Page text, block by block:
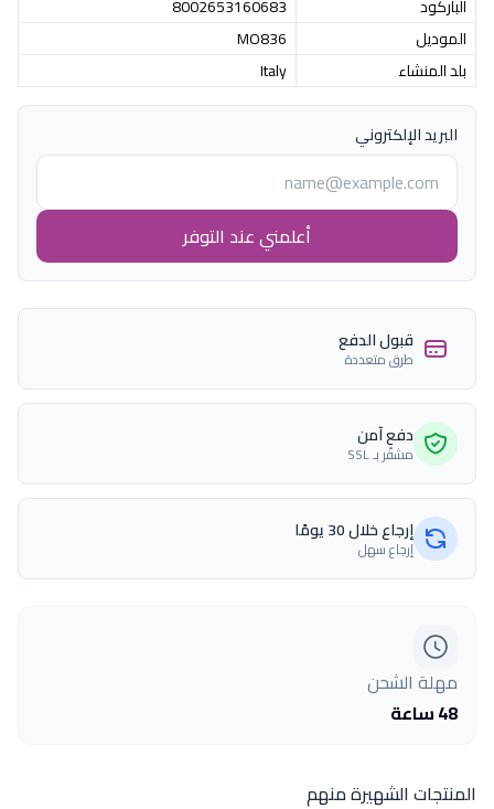
الباركود
8002653160683
الموديل
MO836
بلد المنشاء
Italy
البريد الإلكتروني
أعلمني عند التوفر
قبول الدفع
طرق متعددة
دفع آمن
مشفّر بـ SSL
إرجاع خلال 30 يومًا
إرجاع سهل
مهلة الشحن
48 ساعة
المنتجات الشهيرة منهم